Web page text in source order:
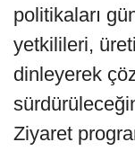
politikaları
yetkilileri,
dinleyerek
Ziyaret